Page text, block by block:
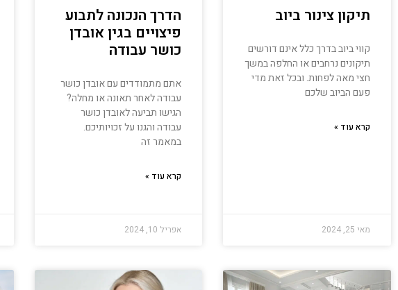
תיקון צינור ביוב
קווי ביוב בדרך כלל אינם דורשים
תיקונים נרחבים או החלפה במשך
חצי מאה לפחות. ובכל זאת מדי
פעם הביוב שלכם
קרא עוד »
מאי 25, 2024
הדרך הנכונה לתבוע
פיצויים בגין אובדן
כושר עבודה
אתם מתמודדים עם אובדן כושר
עבודה לאחר תאונה או מחלה?
הגישו תביעה לאובדן כושר
עבודה והגנו על זכויותיכם.
במאמר זה
קרא עוד »
אפריל 10, 2024